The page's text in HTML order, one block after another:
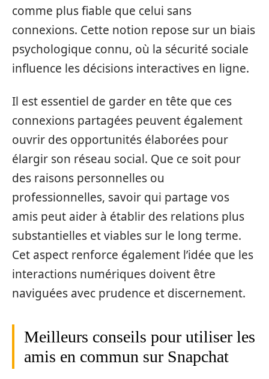
comme plus fiable que celui sans
connexions. Cette notion repose sur un biais
psychologique connu, où la sécurité sociale
influence les décisions interactives en ligne.
Il est essentiel de garder en tête que ces
connexions partagées peuvent également
ouvrir des opportunités élaborées pour
élargir son réseau social. Que ce soit pour
des raisons personnelles ou
professionnelles, savoir qui partage vos
amis peut aider à établir des relations plus
substantielles et viables sur le long terme.
Cet aspect renforce également l’idée que les
interactions numériques doivent être
naviguées avec prudence et discernement.
Meilleurs conseils pour utiliser les
amis en commun sur Snapchat